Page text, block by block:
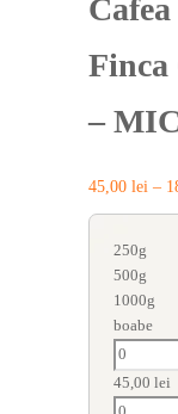
–
45,00 lei –
250g
500g
1000g
boabe
45,00 lei